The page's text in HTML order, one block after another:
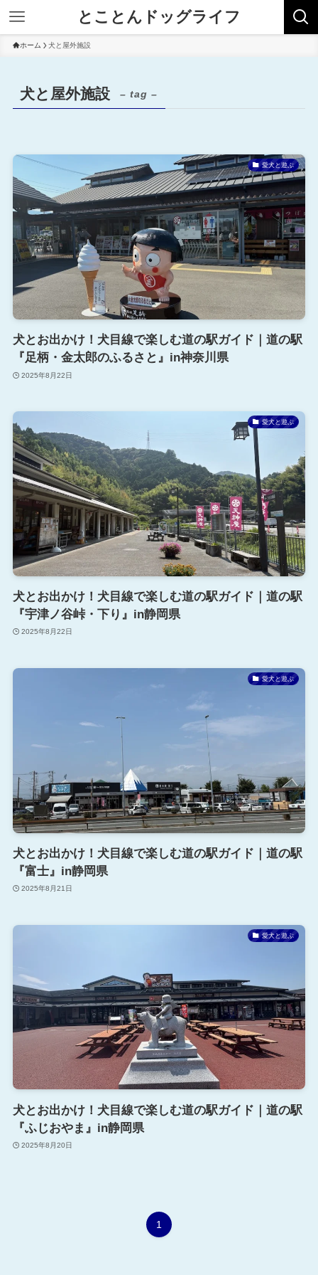
とことんドッグライフ
ホーム 犬と屋外施設
犬と屋外施設 – tag –
愛犬と遊ぶ
犬とお出かけ！犬目線で楽しむ道の駅ガイド｜道の駅
『足柄・金太郎のふるさと』in神奈川県
2025年8月22日
愛犬と遊ぶ
犬とお出かけ！犬目線で楽しむ道の駅ガイド｜道の駅
『宇津ノ谷峠・下り』in静岡県
2025年8月22日
愛犬と遊ぶ
犬とお出かけ！犬目線で楽しむ道の駅ガイド｜道の駅
『富士』in静岡県
2025年8月21日
愛犬と遊ぶ
犬とお出かけ！犬目線で楽しむ道の駅ガイド｜道の駅
『ふじおやま』in静岡県
2025年8月20日
1